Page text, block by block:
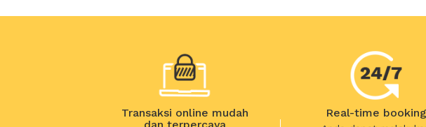
Transaksi online mudah
Real-time booking